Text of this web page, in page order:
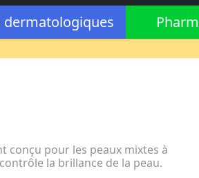
dermatologiques
conçu pour les peaux mixtes à
la brillance de la peau.